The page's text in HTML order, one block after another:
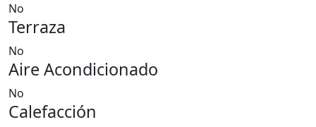
No
Terraza
No
Aire Acondicionado
No
Calefacción